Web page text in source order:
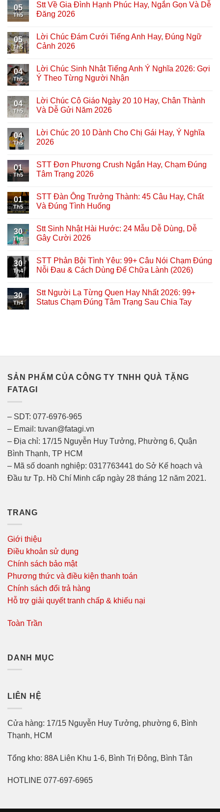
05
Th5
Stt Về Gia Đình Hạnh Phúc Hay, Ngắn Gọn Và Dễ
Đăng 2026
05
Th5
Lời Chúc Đám Cưới Tiếng Anh Hay, Đúng Ngữ
Cảnh 2026
04
Th5
Lời Chúc Sinh Nhật Tiếng Anh Ý Nghĩa 2026: Gợi
Ý Theo Từng Người Nhận
04
Th5
Lời Chúc Cô Giáo Ngày 20 10 Hay, Chân Thành
Và Dễ Gửi Năm 2026
04
Th5
Lời Chúc 20 10 Dành Cho Chị Gái Hay, Ý Nghĩa
2026
01
Th5
STT Đơn Phương Crush Ngắn Hay, Chạm Đúng
Tâm Trạng 2026
01
Th5
STT Đàn Ông Trưởng Thành: 45 Câu Hay, Chất
Và Đúng Tình Huống
30
Th4
Stt Sinh Nhật Hài Hước: 24 Mẫu Dễ Dùng, Dễ
Gây Cười 2026
30
Th4
STT Phản Bội Tình Yêu: 99+ Câu Nói Chạm Đúng
Nỗi Đau & Cách Dùng Để Chữa Lành (2026)
30
Th4
Stt Người Lạ Từng Quen Hay Nhất 2026: 99+
Status Chạm Đúng Tâm Trạng Sau Chia Tay
SẢN PHẨM CỦA CÔNG TY TNHH QUÀ TẶNG
FATAGI
– SDT: 077-6976-965
– Email: tuvan@fatagi.vn
– Địa chỉ: 17/15 Nguyễn Huy Tưởng, Phường 6, Quận
Bình Thạnh, TP HCM
– Mã số doanh nghiệp: 0317763441 do Sở Kế hoạch và
Đầu tư Tp. Hồ Chí Minh cấp ngày 28 tháng 12 năm 2021.
TRANG
Giới thiệu
Điều khoản sử dụng
Chính sách bảo mật
Phương thức và điều kiện thanh toán
Chính sách đổi trả hàng
Hỗ trợ giải quyết tranh chấp & khiếu nại
Toàn Trần
DANH MỤC
LIÊN HỆ
Cửa hàng: 17/15 Nguyễn Huy Tưởng, phường 6, Bình
Thạnh, HCM
Tổng kho: 88A Liên Khu 1-6, Bình Trị Đông, Bình Tân
HOTLINE 077-697-6965